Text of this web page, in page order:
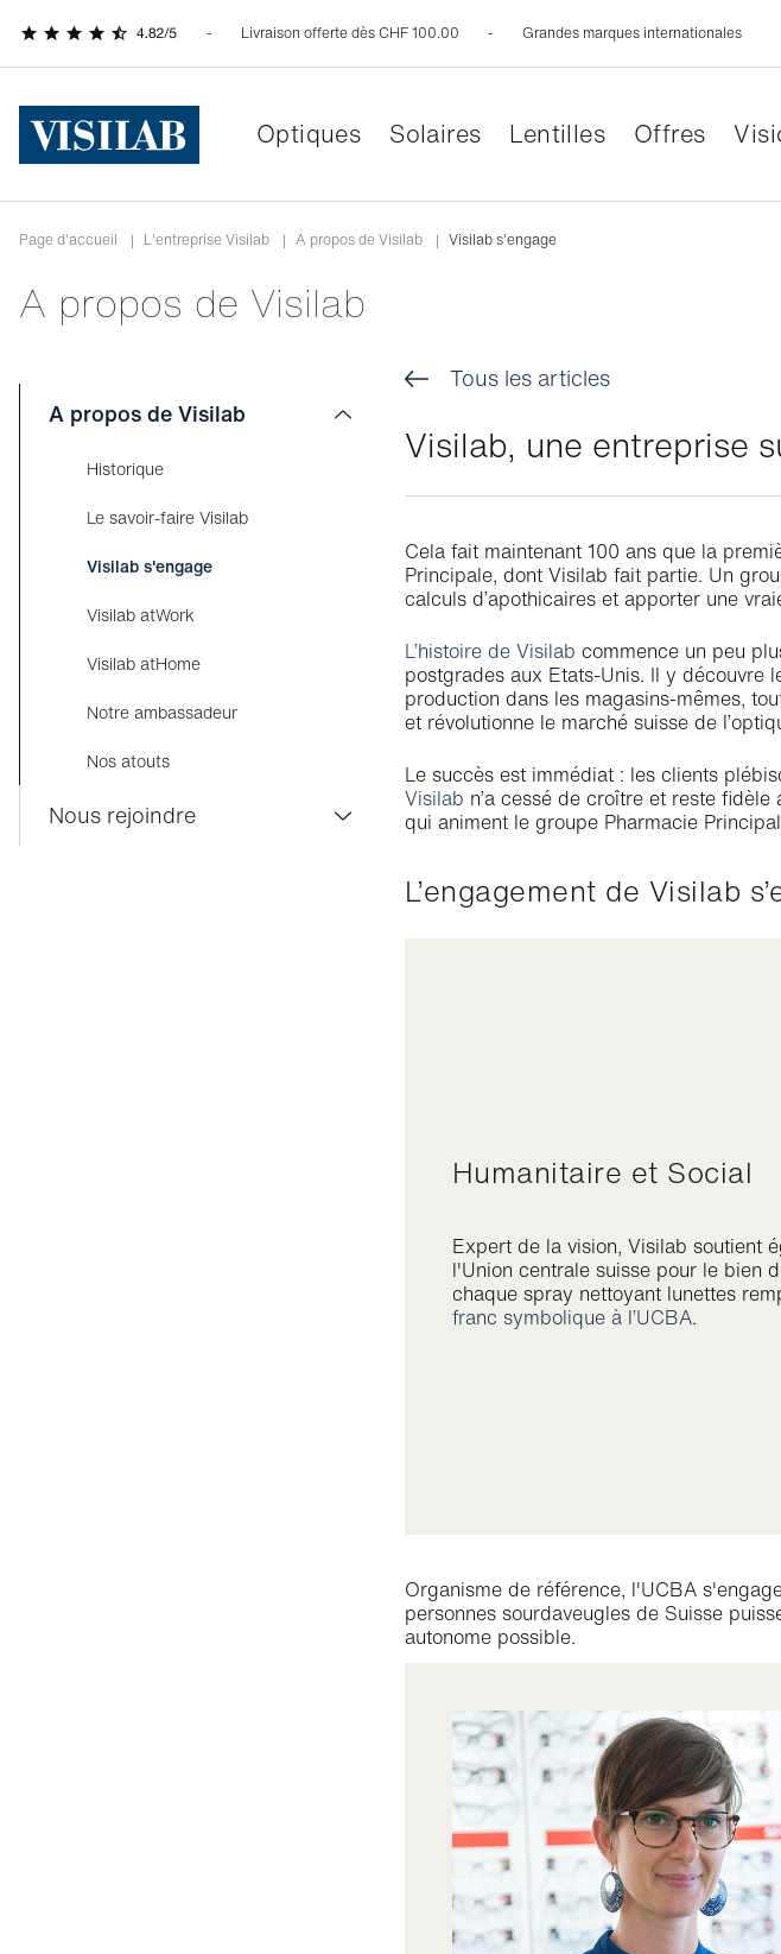
Livraison offerte dès CHF 100.00 Grandes marques internationales
Optiques Solaires Lentilles Offres
Page d'accueil | L'entreprise Visilab | A propos de Visilab | Visilab s'engage
A propos de Visilab
A propos de Visilab
Historique
Le savoir-faire Visilab
Visilab s'engage
Visilab atWork
Visilab atHome
Notre ambassadeur
Nos atouts
Nous rejoindre
Tous les articles
Visilab, une entreprise
Cela fait maintenant 100 ans que la
Principale, dont Visilab fait partie. Un
calculs d’apothicaires et apporter une
L’histoire de Visilab commence un peu
postgrades aux Etats-Unis. Il y découvre
production dans les magasins-mêmes,
et révolutionne le marché suisse de
Le succès est immédiat : les clients
Visilab n’a cessé de croître et reste
qui animent le groupe Pharmacie
L’engagement de Visilab
Humanitaire et Social
Expert de la vision, Visilab soutient
l'Union centrale suisse pour le bien
chaque spray nettoyant lunettes
franc symbolique à l’UCBA.
Organisme de référence, l'UCBA
personnes sourdaveugles de Suisse
autonome possible.